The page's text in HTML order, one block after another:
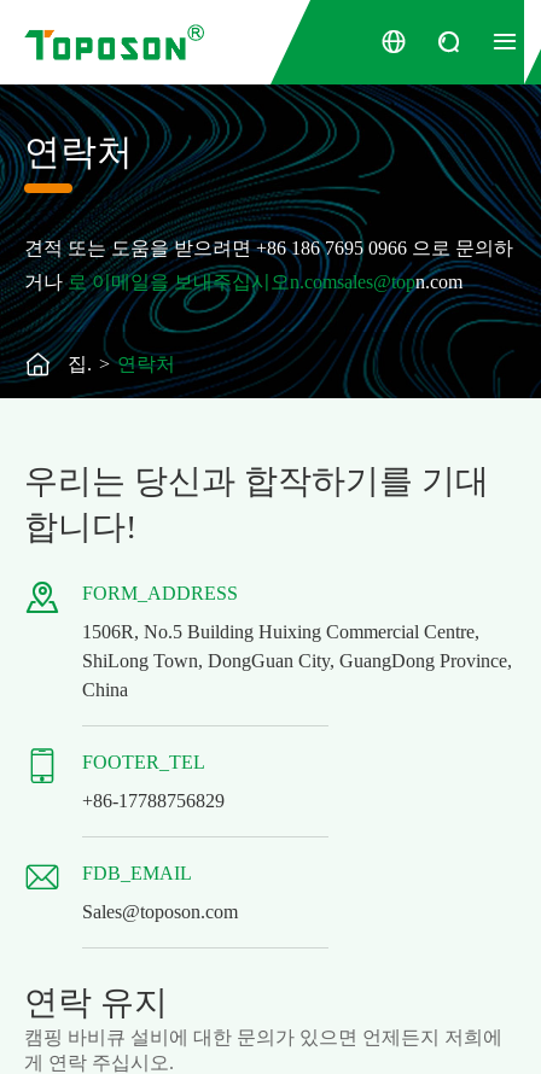
  
연락처
견적 또는 도움을 받으려면 +86 186 7695 0966 으로 문의하
거나로 이메일을 보내주십시오n.comsales@topn.com
 집. 연락처
우리는 당신과 합작하기를 기대
합니다!

FORM_ADDRESS
1506R, No.5 Building Huixing Commercial Centre,
ShiLong Town, DongGuan City, GuangDong Province,
China

FOOTER_TEL
+86-17788756829

FDB_EMAIL
Sales@toposon.com
연락 유지
캠핑 바비큐 설비에 대한 문의가 있으면 언제든지 저희에
게 연락 주십시오.